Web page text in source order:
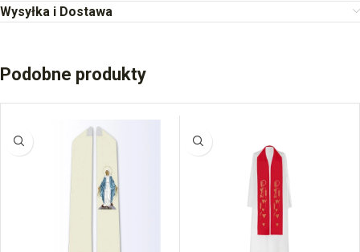
Wysyłka i Dostawa
Podobne produkty